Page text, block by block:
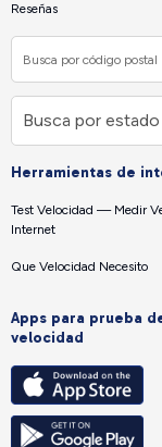
Reseñas
Herramientas de
Test Velocidad — Medir
Internet
Que Velocidad Necesito
Apps para prueba
velocidad